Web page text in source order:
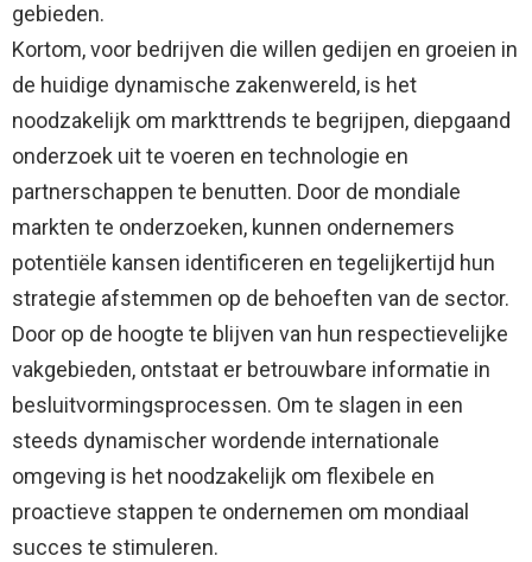
gebieden.
Kortom, voor bedrijven die willen gedijen en groeien in
de huidige dynamische zakenwereld, is het
noodzakelijk om markttrends te begrijpen, diepgaand
onderzoek uit te voeren en technologie en
partnerschappen te benutten. Door de mondiale
markten te onderzoeken, kunnen ondernemers
potentiële kansen identificeren en tegelijkertijd hun
strategie afstemmen op de behoeften van de sector.
Door op de hoogte te blijven van hun respectievelijke
vakgebieden, ontstaat er betrouwbare informatie in
besluitvormingsprocessen. Om te slagen in een
steeds dynamischer wordende internationale
omgeving is het noodzakelijk om flexibele en
proactieve stappen te ondernemen om mondiaal
succes te stimuleren.